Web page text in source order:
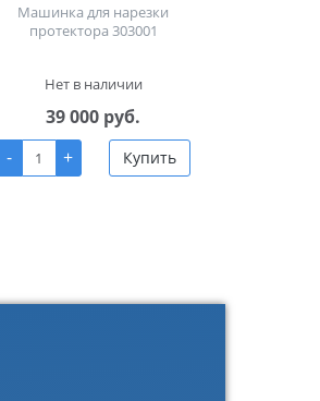
Машинка для нарезки
протектора 303001
Нет в наличии
39 000 руб.
-
+ Купить